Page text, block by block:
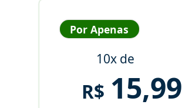
Por Apenas
10x de
R$ 15,99